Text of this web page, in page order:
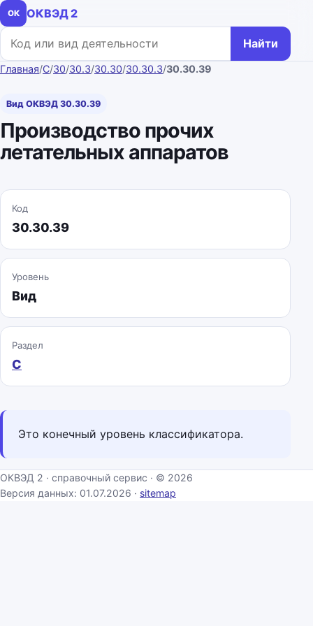
ОК
ОКВЭД 2
Поиск по коду или названию
Найти
Главная/C/30/30.3/30.30/30.30.3/30.30.39
Вид ОКВЭД 30.30.39
Производство прочих
летательных аппаратов
Код
30.30.39
Уровень
Вид
Раздел
C
Это конечный уровень классификатора.
ОКВЭД 2 · справочный сервис · © 2026
Версия данных: 01.07.2026 · sitemap